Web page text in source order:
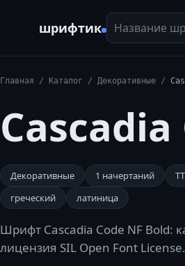
шрифтик Название
Главная / Каталог / Декоративные /
Декоративные 1 начертаний
греческий
латиница
Шрифт Cascadia Code NF Bold:
лицензия SIL Open Font